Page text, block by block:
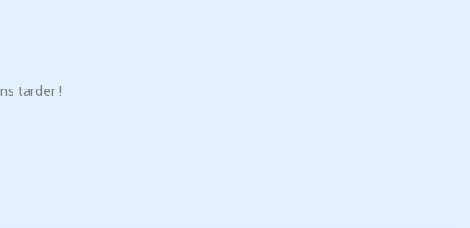
tarder !